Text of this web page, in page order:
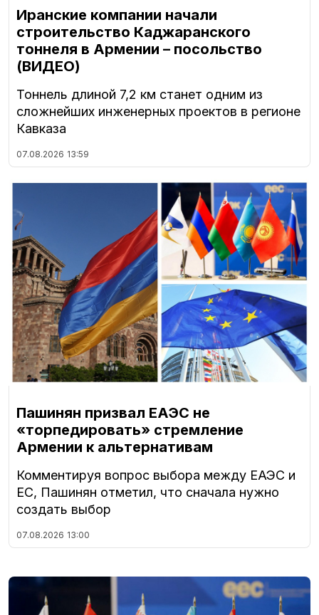
Иранские компании начали
строительство Каджаранского
тоннеля в Армении – посольство
(ВИДЕО)
Тоннель длиной 7,2 км станет одним из
сложнейших инженерных проектов в регионе
Кавказа
07.08.2026 13:59
Пашинян призвал ЕАЭС не
«торпедировать» стремление
Армении к альтернативам
Комментируя вопрос выбора между ЕАЭС и
ЕС, Пашинян отметил, что сначала нужно
создать выбор
07.08.2026 13:00